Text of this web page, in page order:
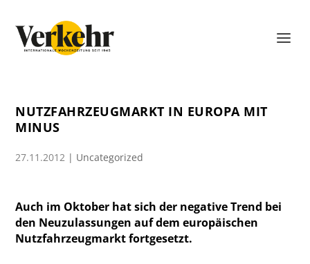
NUTZFAHRZEUGMARKT IN EUROPA MIT
MINUS
27.11.2012 | Uncategorized
Auch im Oktober hat sich der negative Trend bei
den Neuzulassungen auf dem europäischen
Nutzfahrzeugmarkt fortgesetzt.